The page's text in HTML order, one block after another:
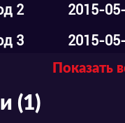
2 2015-
3 2015-
2015-
5
Показать
(1)